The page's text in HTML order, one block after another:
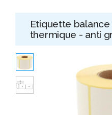
Etiquette balance
thermique - anti